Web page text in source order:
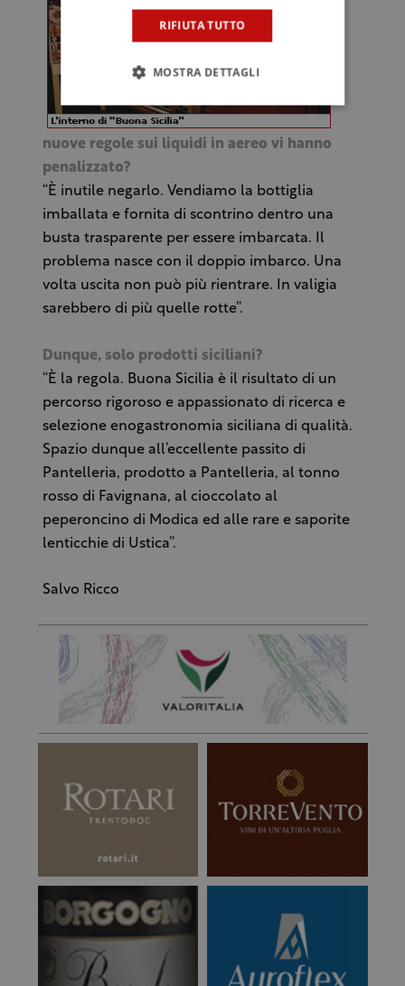
nuove regole sui liquidi in aereo vi hanno
penalizzato?
“È inutile negarlo. Vendiamo la bottiglia
imballata e fornita di scontrino dentro una
busta trasparente per essere imbarcata. Il
problema nasce con il doppio imbarco. Una
volta uscita non può più rientrare. In valigia
sarebbero di più quelle rotte”.
Dunque, solo prodotti siciliani?
“È la regola. Buona Sicilia è il risultato di un
percorso rigoroso e appassionato di ricerca e
selezione enogastronomia siciliana di qualità.
Spazio dunque all’eccellente passito di
Pantelleria, prodotto a Pantelleria, al tonno
rosso di Favignana, al cioccolato al
peperoncino di Modica ed alle rare e saporite
lenticchie di Ustica”.
Salvo Ricco
RIFIUTA TUTTO
MOSTRA DETTAGLI